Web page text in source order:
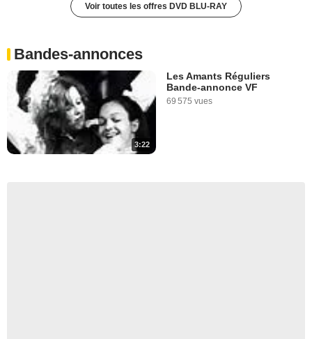
Voir toutes les offres DVD BLU-RAY
Bandes-annonces
3:22
Les Amants Réguliers
Bande-annonce VF
69 575 vues